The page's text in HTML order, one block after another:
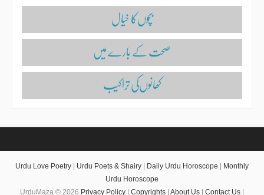
بچوں‌کا خیال
صحت کے بارے میں
کھانوں‌کی تراکیب
Urdu Love Poetry Urdu Poets & Shairy Daily Urdu Horoscope
Monthly
Urdu Horoscope
UrduMaza © 2026 Privacy Policy Copyrights About Us Contact Us